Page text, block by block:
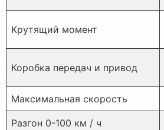
Крутящий момент
Коробка передач и привод
Максимальная скорость
Разгон 0-100 км / ч